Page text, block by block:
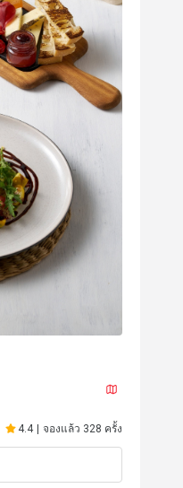
ราคาสมเหตุสม
4.4 | จองแล้ว 328 ครั้ง